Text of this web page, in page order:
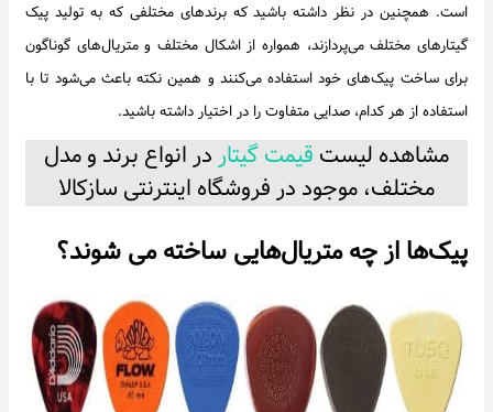
است. همچنین در نظر داشته باشید که برندهای مختلفی که به تولید پیک
گیتارهای ‌مختلف می‌پردازند، همواره از اشکال مختلف و متریال‌های گوناگون
برای ساخت پیک‌های خود استفاده می‌کنند و همین نکته باعث می‌شود تا با
استفاده از هر کدام، صدایی متفاوت را در اختیار داشته باشید.
مشاهده لیست قیمت گیتاردر انواع برند و مدل
مختلف، موجود در فروشگاه اینترنتی سازکالا
پیک‌ها از چه متریال‌هایی ساخته می شوند؟